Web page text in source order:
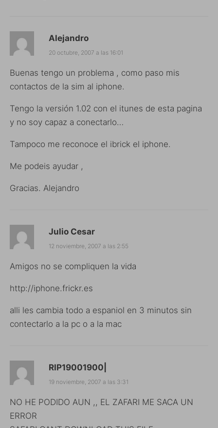
Alejandro
20 octubre, 2007 a las 16:01
Buenas tengo un problema , como paso mis
contactos de la sim al iphone.
Tengo la versión 1.02 con el itunes de esta pagina
y no soy capaz a conectarlo…
Tampoco me reconoce el ibrick el iphone.
Me podeis ayudar ,
Gracias. Alejandro
Julio Cesar
12 noviembre, 2007 a las 2:55
Amigos no se compliquen la vida
http://iphone.frickr.es
alli les cambia todo a espaniol en 3 minutos sin
contectarlo a la pc o a la mac
RIP19001900|
19 noviembre, 2007 a las 3:31
NO HE PODIDO AUN ,, EL ZAFARI ME SACA UN
ERROR